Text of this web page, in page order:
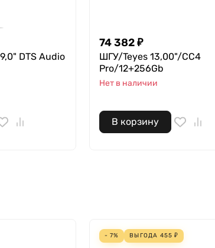
DTS Audio
74 382₽
ШГУ/Teyes 13,00"/CC4
Pro/12+256Gb
Нет в наличии
В корзину
- 7% ВЫГОДА 455 ₽